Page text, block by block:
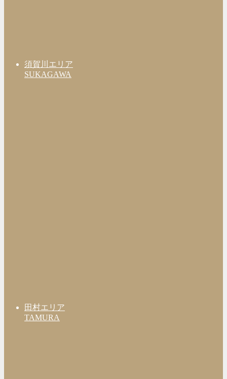
須賀川エリア
SUKAGAWA
田村エリア
TAMURA